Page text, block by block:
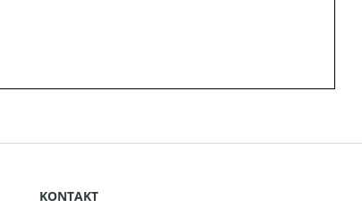
KONTAKT